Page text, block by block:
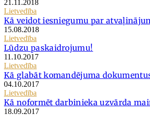
21.11.2018
Lietvedība
Kā veidot iesniegumu par
15.08.2018
Lietvedība
Lūdzu paskaidrojumu!
11.10.2017
Lietvedība
Kā glabāt komandējuma
04.10.2017
Lietvedība
Kā noformēt darbinieka uzvārda
18.09.2017